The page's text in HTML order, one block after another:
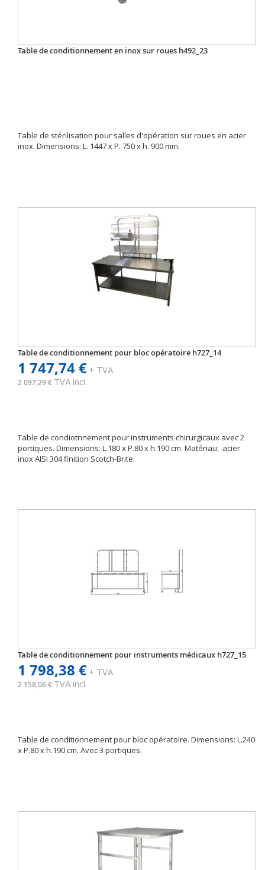
Table de conditionnement en inox sur roues h492_23
Table de stérilisation pour salles d'opération sur roues en acier
inox. Dimensions: L. 1447 x P. 750 x h. 900 mm.
Table de conditionnement pour bloc opératoire h727_14
1 747,74 €+ TVA
2 097,29 € TVA incl.
Table de condiotnnement pour instruments chirurgicaux avec 2
portiques. Dimensions: L.180 x P.80 x h.190 cm. Matériau: acier
inox AISI 304 finition Scotch-Brite.
Table de conditionnement pour instruments médicaux h727_15
1 798,38 €+ TVA
2 158,06 € TVA incl.
Table de conditionnement pour bloc opératoire. Dimensions: L.240
x P.80 x h.190 cm. Avec 3 portiques.